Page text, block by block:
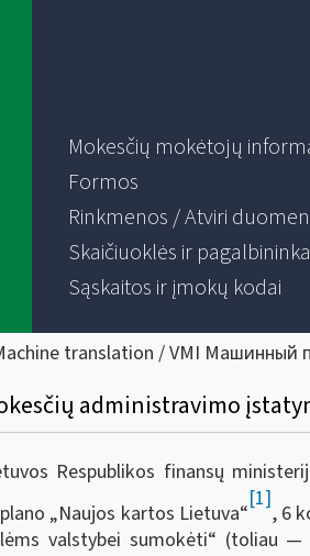
Mokesčių mokėtojų
Formos
Rinkmenos / Atviri
Skaičiuoklės ir
Sąskaitos ir įmokų kodai
translation / VMI Машинный
administravimo
Respublikos finansų
„Naujos kartos Lietuva“
[1]
, 6
valstybei sumokėti“ (toliau